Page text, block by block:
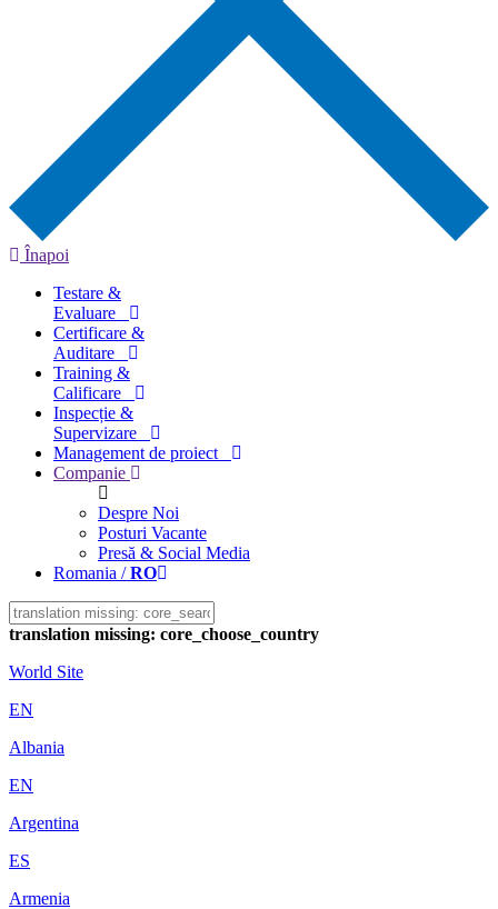
Înapoi
Testare &
Evaluare
Certificare &
Auditare
Training &
Calificare
Inspecție &
Supervizare
Management de proiect
Companie
Despre Noi
Posturi Vacante
Presă & Social Media
Romania /RO
translation missing: core_choose_country
World Site
EN
Albania
EN
Argentina
ES
Armenia